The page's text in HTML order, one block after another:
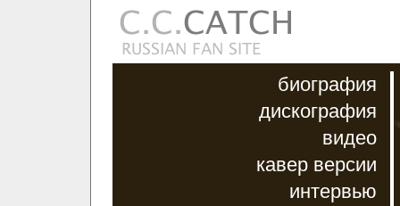
биография
дискография
видео
кавер версии
интервью